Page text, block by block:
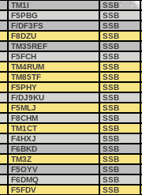
TM1I SSB
F5PBG SSB
F/DF3FS SSB
F8DZU SSB
TM35REF SSB
F5FCH SSB
TM4RUM SSB
TM85TF SSB
F5PHY SSB
F/DJ9KU SSB
F5MLJ SSB
F8CHM SSB
TM1CT SSB
F4HXJ SSB
F6BKD SSB
TM3Z SSB
F5OYV SSB
F6DMQ SSB
F5FDV SSB